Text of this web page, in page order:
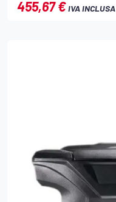
455,67 €IVA INCLUSA